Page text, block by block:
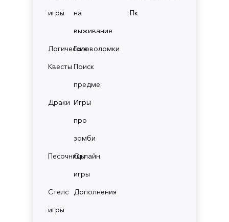
игры
на
выживание
ЛогическиеГоловоломки
Квесты Поиск
предме.
Драки Игры
про
зомби
ПесочницыОнлайн
игры
Стелс
игры
Дополнения
Пк